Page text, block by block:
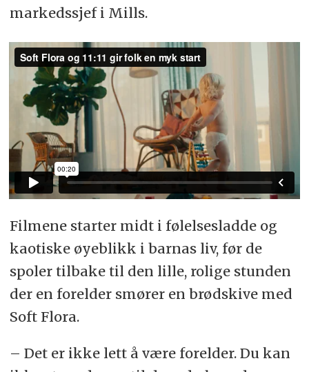
markedssjef i Mills.
Filmene starter midt i følelsesladde og
kaotiske øyeblikk i barnas liv, før de
spoler tilbake til den lille, rolige stunden
der en forelder smører en brødskive med
Soft Flora.
– Det er ikke lett å være forelder. Du kan